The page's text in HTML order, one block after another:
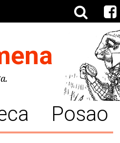
Posao